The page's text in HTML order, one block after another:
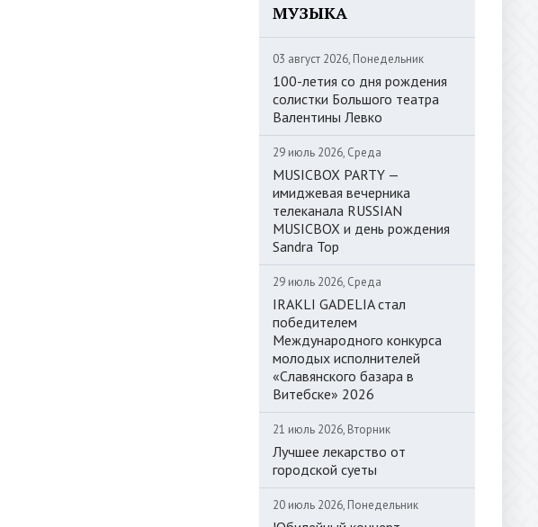
МУЗЫКА
03 август 2026, Понедельник
100-летия со дня рождения
солистки Большого театра
Валентины Левко
29 июль 2026, Среда
MUSICBOX PARTY —
имиджевая вечерника
телеканала RUSSIAN
MUSICBOX и день рождения
Sandra Top
29 июль 2026, Среда
IRAKLI GADELIA стал
победителем
Международного конкурса
молодых исполнителей
«Славянского базара в
Витебске» 2026
21 июль 2026, Вторник
Лучшее лекарство от
городской суеты
20 июль 2026, Понедельник